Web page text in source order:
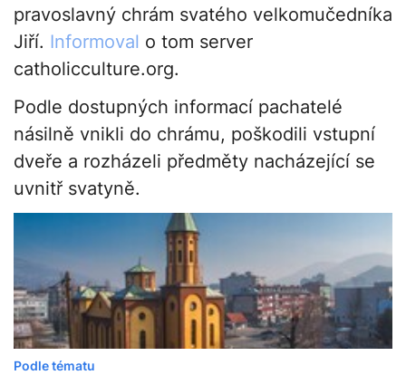
pravoslavný chrám svatého velkomučedníka
Jiří. Informoval o tom server
catholicculture.org.
Podle dostupných informací pachatelé
násilně vnikli do chrámu, poškodili vstupní
dveře a rozházeli předměty nacházející se
uvnitř svatyně.
Podle tématu